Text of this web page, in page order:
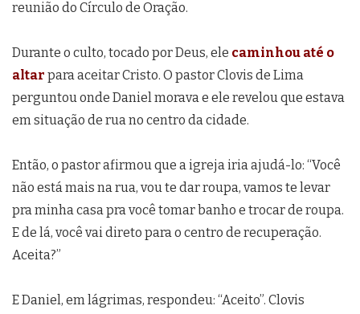
reunião do Círculo de Oração.
Durante o culto, tocado por Deus, ele caminhou até o
altar para aceitar Cristo. O pastor Clovis de Lima
perguntou onde Daniel morava e ele revelou que estava
em situação de rua no centro da cidade.
Então, o pastor afirmou que a igreja iria ajudá-lo: “Você
não está mais na rua, vou te dar roupa, vamos te levar
pra minha casa pra você tomar banho e trocar de roupa.
E de lá, você vai direto para o centro de recuperação.
Aceita?”
E Daniel, em lágrimas, respondeu: “Aceito”. Clovis